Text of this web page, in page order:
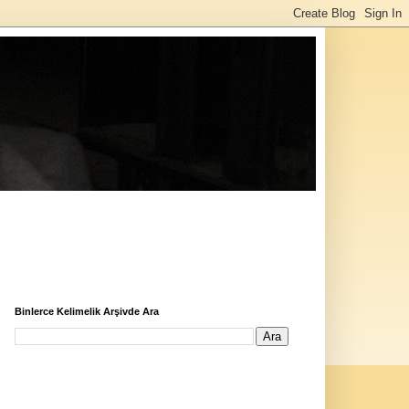
Binlerce Kelimelik Arşivde Ara